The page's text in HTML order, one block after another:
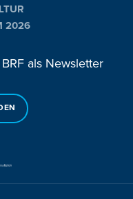
2026
als Newsletter